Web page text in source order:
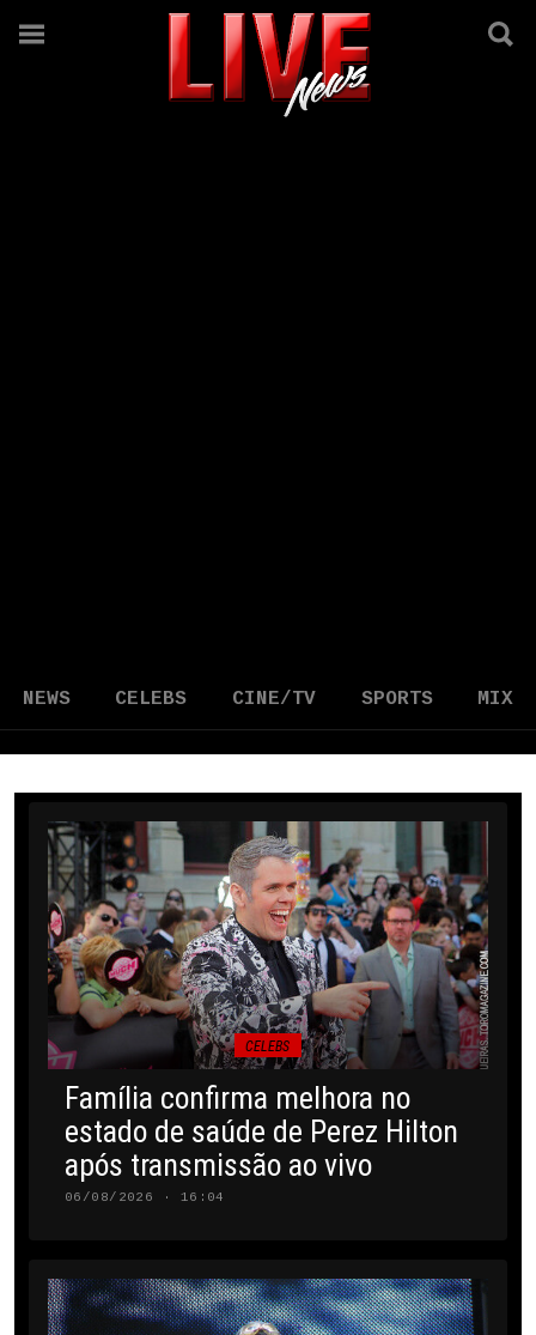
NEWS CELEBS CINE/TV SPORTS MIX
CELEBS
Família confirma melhora no
estado de saúde de Perez Hilton
após transmissão ao vivo
06/08/2026 · 16:04